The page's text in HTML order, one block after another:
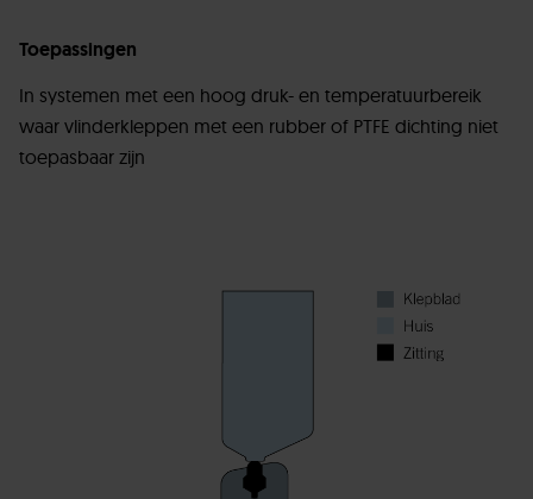
Toepassingen
In systemen met een hoog druk- en temperatuurbereik
waar vlinderkleppen met een rubber of PTFE dichting niet
toepasbaar zijn